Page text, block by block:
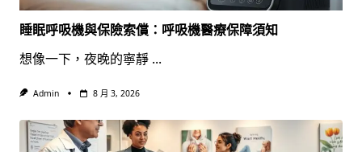
睡眠呼吸機與保險索償：呼吸機醫療保障須知
想像一下，夜晚的寧靜 ...
Admin 8 月 3, 2026